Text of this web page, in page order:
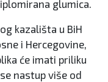
glumica.
kazališta u BiH
i Hercegovine,
će imati priliku
nastup više od